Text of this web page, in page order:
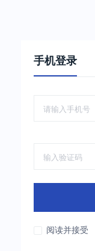
手机登录
阅读并接受